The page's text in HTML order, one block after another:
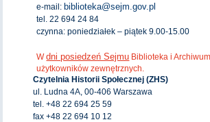
e-mail: biblioteka@sejm.gov.pl
tel. 22 694 24 84
czynna: poniedziałek – piątek 9.00-15.00
Wdni posiedzeń Sejmu Biblioteka i
użytkowników zewnętrznych.
Czytelnia Historii Społecznej (ZHS)
ul. Ludna 4A, 00-406 Warszawa
tel. +48 22 694 25 59
fax +48 22 694 10 12